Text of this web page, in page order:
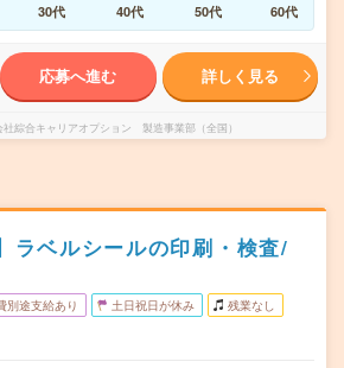
30代 40代 50代 60代
応募へ進む 詳しく見る
社綜合キャリアオプション 製造事業部（全国）
ラベルシールの印刷・検査/
別途支給あり 土日祝日が休み 残業なし